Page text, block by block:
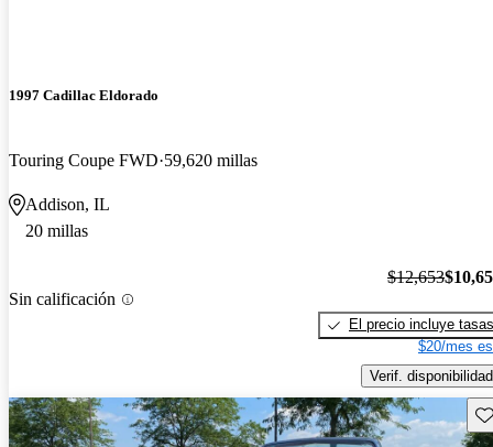
1997 Cadillac Eldorado
Touring Coupe FWD 59,620 millas
Addison, IL
20 millas
Sin calificación
$12,653
El precio incluye tasas
$20/mes
Verif. disponibilidad